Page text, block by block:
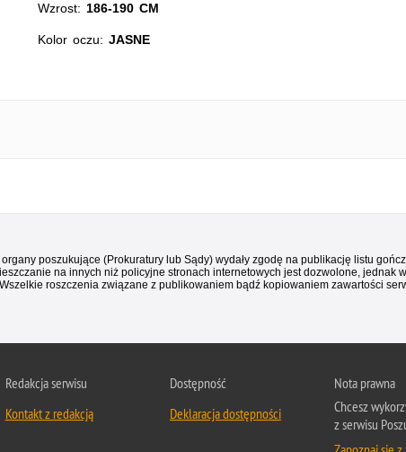
Wzrost: 186-190 CM
Kolor oczu:JASNE
poszukujące (Prokuratury lub Sądy) wydały zgodę na publikację listu
na innych niż policyjne stronach internetowych jest dozwolone, jednak
roszczenia związane z publikowaniem bądź kopiowaniem zawartości
Redakcja serwisu
Kontakt z redakcją
Dostępność
Deklaracja dostępności
Nota prawna
Chcesz
z serwisu